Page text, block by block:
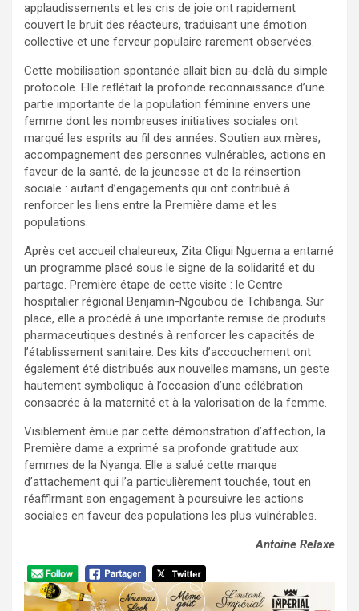
applaudissements et les cris de joie ont rapidement
couvert le bruit des réacteurs, traduisant une émotion
collective et une ferveur populaire rarement observées.
Cette mobilisation spontanée allait bien au-delà du simple
protocole. Elle reflétait la profonde reconnaissance d’une
partie importante de la population féminine envers une
femme dont les nombreuses initiatives sociales ont
marqué les esprits au fil des années. Soutien aux mères,
accompagnement des personnes vulnérables, actions en
faveur de la santé, de la jeunesse et de la réinsertion
sociale : autant d’engagements qui ont contribué à
renforcer les liens entre la Première dame et les
populations.
Après cet accueil chaleureux, Zita Oligui Nguema a entamé
un programme placé sous le signe de la solidarité et du
partage. Première étape de cette visite : le Centre
hospitalier régional Benjamin-Ngoubou de Tchibanga. Sur
place, elle a procédé à une importante remise de produits
pharmaceutiques destinés à renforcer les capacités de
l’établissement sanitaire. Des kits d’accouchement ont
également été distribués aux nouvelles mamans, un geste
hautement symbolique à l’occasion d’une célébration
consacrée à la maternité et à la valorisation de la femme.
Visiblement émue par cette démonstration d’affection, la
Première dame a exprimé sa profonde gratitude aux
femmes de la Nyanga. Elle a salué cette marque
d’attachement qui l’a particulièrement touchée, tout en
réaffirmant son engagement à poursuivre les actions
sociales en faveur des populations les plus vulnérables.
Antoine Relaxe